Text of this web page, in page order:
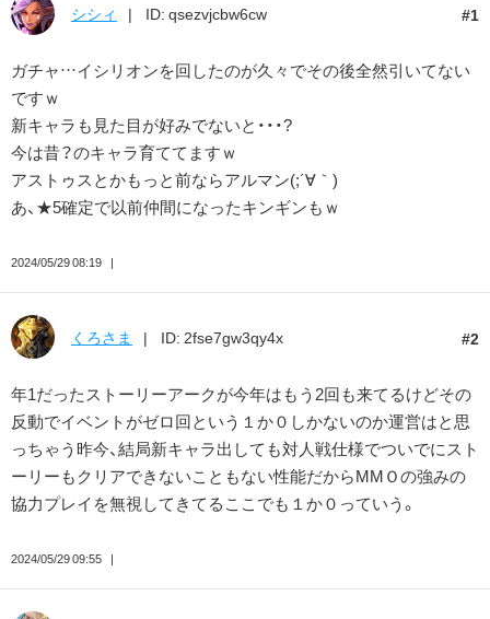
1
シシィ ID: qsezvjcbw6cw
ガチャ…イシリオンを回したのが久々でその後全然引いてない
ですｗ
新キャラも見た目が好みでないと・・・?
今は昔？のキャラ育ててますｗ
アストゥスとかもっと前ならアルマン(;´∀｀)
あ、★5確定で以前仲間になったキンギンもｗ
2024/05/29 08:19
2
くろさま ID: 2fse7gw3qy4x
年1だったストーリーアークが今年はもう2回も来てるけどその
反動でイベントがゼロ回という１か０しかないのか運営はと思
っちゃう昨今、結局新キャラ出しても対人戦仕様でついでにスト
ーリーもクリアできないこともない性能だからMMＯの強みの
協力プレイを無視してきてるここでも１か０っていう。
2024/05/29 09:55